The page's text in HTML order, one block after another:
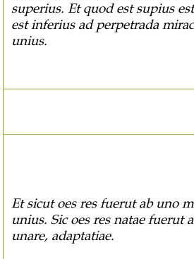
superius. Et quod est supius
est inferius ad perpetrada
unius.
Et sicut oes res fuerut ab uno
unius. Sic oes res natae fuerut
unare, adaptatiae.